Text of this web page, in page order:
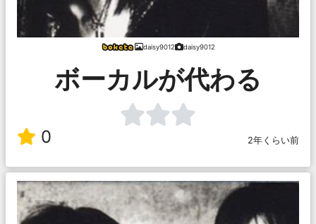
daisy9012 daisy9012
ボーカルが代わる
0 2年くらい前